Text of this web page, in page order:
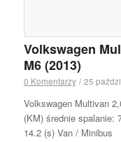
Volkswagen
M6 (2013)
0 Komentarzy / 25
Volkswagen Multivan
(KM) średnie spalanie:
14.2 (s) Van / Minibus